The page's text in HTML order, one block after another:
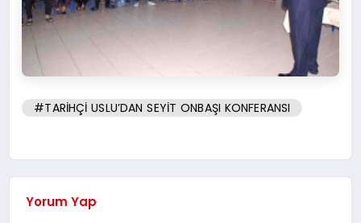
#TARİHÇİ USLU’DAN SEYİT ONBAŞI KONFERANSI
Yorum Yap